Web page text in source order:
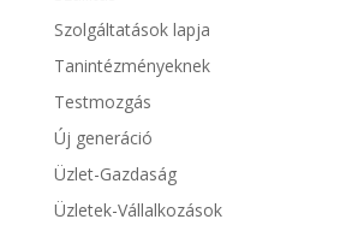
Szolgáltatások lapja
Tanintézményeknek
Testmozgás
Új generáció
Üzlet-Gazdaság
Üzletek-Vállalkozások